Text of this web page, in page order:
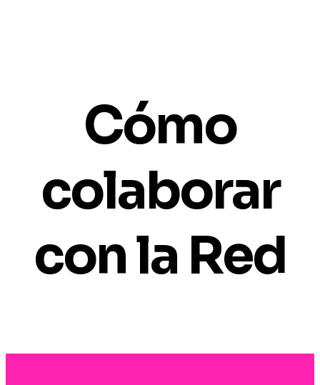
Cómo
colaborar
con la Red